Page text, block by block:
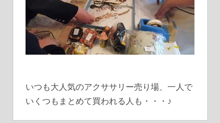
いつも大人気のアクササリー売り場、一人で
いくつもまとめて買われる人も・・・♪